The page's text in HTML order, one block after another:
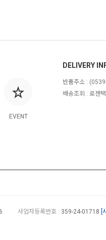
EVENT
DELIVERY
반품주소 :
배송조회 : 로젠
사업자등록번호 : 359-24-01718 [